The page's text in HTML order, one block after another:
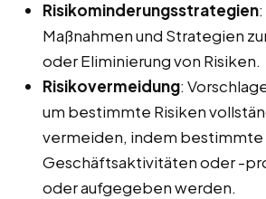
Risikominderungsstrategien
Maßnahmen und Strategien
oder Eliminierung von Risiken.
Risikovermeidung:
um bestimmte Risiken
vermeiden, indem bestimmte
Geschäftsaktivitäten oder -
oder aufgegeben werden.